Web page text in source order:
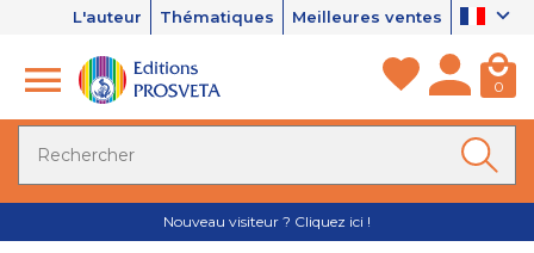
L'auteur Thématiques Meilleures ventes
0
Nouveau visiteur ? Cliquez ici !